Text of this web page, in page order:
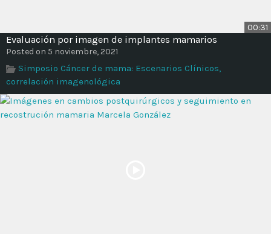
00:31
Evaluación por imagen de implantes mamarios
Posted on 5 noviembre, 2021
Simposio Cáncer de mama: Escenarios Clínicos,
correlación imagenológica